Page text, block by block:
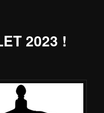
2023 !